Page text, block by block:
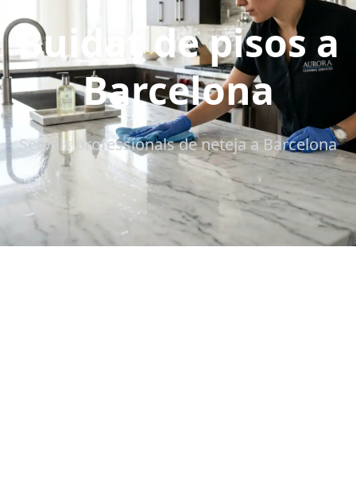
Buidat de pisos a
Barcelona
Serveis professionals de neteja a Barcelona